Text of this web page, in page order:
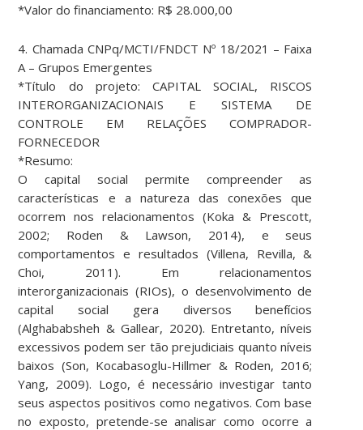
*Valor do financiamento: R$ 28.000,00
4. Chamada CNPq/MCTI/FNDCT Nº 18/2021 – Faixa
A – Grupos Emergentes
*Título do projeto: CAPITAL SOCIAL, RISCOS
INTERORGANIZACIONAIS E SISTEMA DE
CONTROLE EM RELAÇÕES COMPRADOR-
FORNECEDOR
*Resumo:
O capital social permite compreender as
características e a natureza das conexões que
ocorrem nos relacionamentos (Koka & Prescott,
2002; Roden & Lawson, 2014), e seus
comportamentos e resultados (Villena, Revilla, &
Choi, 2011). Em relacionamentos
interorganizacionais (RIOs), o desenvolvimento de
capital social gera diversos benefícios
(Alghababsheh & Gallear, 2020). Entretanto, níveis
excessivos podem ser tão prejudiciais quanto níveis
baixos (Son, Kocabasoglu-Hillmer & Roden, 2016;
Yang, 2009). Logo, é necessário investigar tanto
seus aspectos positivos como negativos. Com base
no exposto, pretende-se analisar como ocorre a